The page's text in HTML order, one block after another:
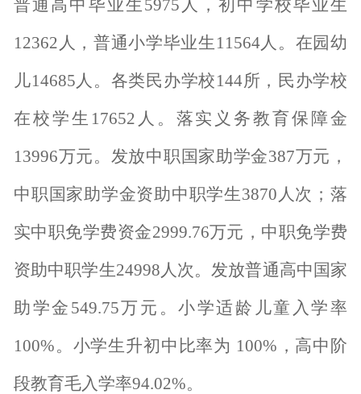
普通高中毕业生 5975 人，初中学校毕业生
12362 人，普通小学毕业生 11564人。在园幼
儿14685人。各类民办学校144所，民办学校
在校学生 17652 人。落实义务教育保障金
13996万元。发放中职国家助学金387万元，
中职国家助学金资助中职学生3870 人次；落
实中职免学费资金2999.76万元，中职免学费
资助中职学生24998人次。发放普通高中国家
助学金 549.75万元。小学适龄儿童入学率
100%。小学生升初中比率为 100% ，高中阶
段教育毛入学率94.02%。